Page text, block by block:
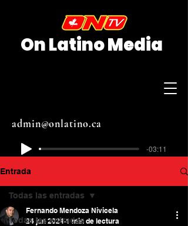
On Latino Media
admin@onlatino.ca
-03:11
Entrada
Todas las entradas
Todas las entradas
Fernando Mendoza Nivicela
24 jun 2024 1 min de lectura